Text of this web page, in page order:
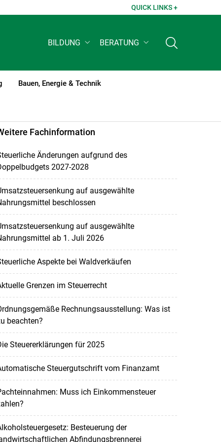
QUICK LINKS +
BILDUNG BERATUNG
Bauen, Energie & Technik
Fachinformation
Änderungen aufgrund des
2027-2028
auf ausgewählte
beschlossen
auf ausgewählte
ab 1. Juli 2026
Aspekte bei Waldverkäufen
Grenzen im Steuerrecht
Rechnungsausstellung: Was ist
beachten?
Steuererklärungen für 2025
Steuergutschrift vom Finanzamt
Muss ich Einkommensteuer
Besteuerung der
Abfindungsbrennerei